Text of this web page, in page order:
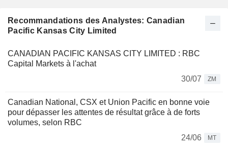
Recommandations des Analystes: Canadian
Pacific Kansas City Limited
CANADIAN PACIFIC KANSAS CITY LIMITED : RBC
Capital Markets à l'achat
30/07
ZM
Canadian National, CSX et Union Pacific en bonne voie
pour dépasser les attentes de résultat grâce à de forts
volumes, selon RBC
24/06
MT